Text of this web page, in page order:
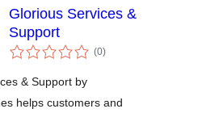
Glorious Services &
Support
(0укупних
оцена
)
& Support by
helps customers and